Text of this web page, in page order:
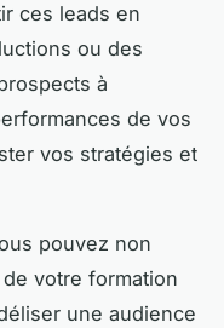
ces leads en
ou des
à
de vos
vos stratégies et
pouvez non
votre formation
une audience